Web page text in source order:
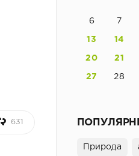
631
6 7
13 14
20 21
27 28
Природа